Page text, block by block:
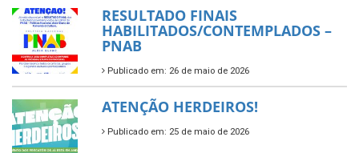
RESULTADO FINAIS
HABILITADOS/CONTEMPLADOS –
PNAB
Publicado em: 26 de maio de 2026
ATENÇÃO HERDEIROS!
Publicado em: 25 de maio de 2026